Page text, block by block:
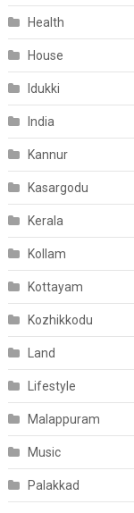
Health
House
Idukki
India
Kannur
Kasargodu
Kerala
Kollam
Kottayam
Kozhikkodu
Land
Lifestyle
Malappuram
Music
Palakkad